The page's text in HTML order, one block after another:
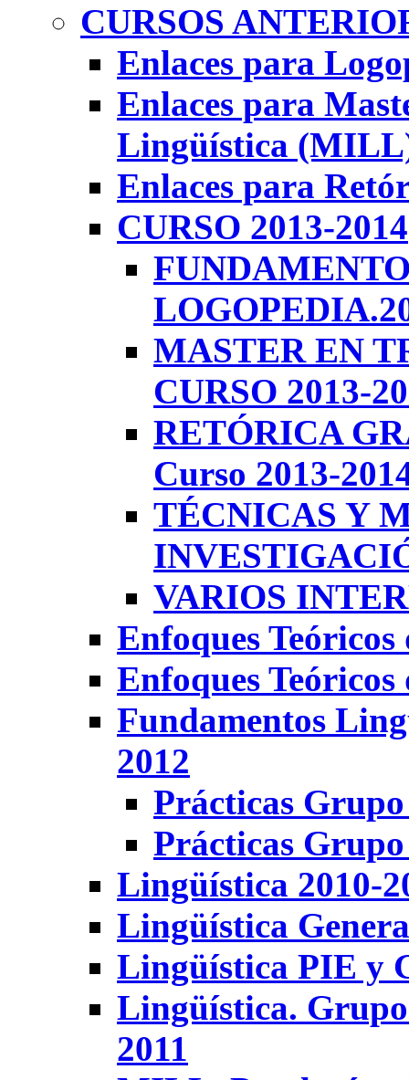
CURSOS
Enlaces para
Enlaces para
Lingüística
Enlaces para
CURSO 2013-2014
MASTER EN
CURSO 2013-
RETÓRICA
Curso 2013-
TÉCNICAS Y
VARIOS
Enfoques
Enfoques
Fundamentos
2012
Prácticas
Prácticas
Lingüística 2010-
Lingüística
Lingüística PIE y
Lingüística.
2011